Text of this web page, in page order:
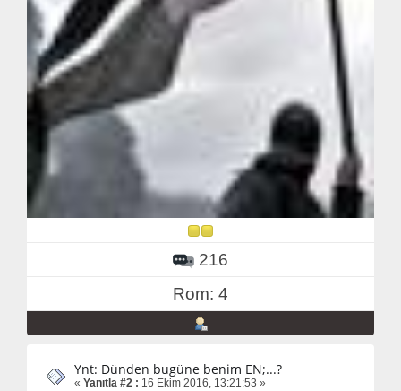
216
Rom: 4
Ynt: Dünden bugüne benim EN;...?
« Yanıtla #2 : 16 Ekim 2016, 13:21:53 »